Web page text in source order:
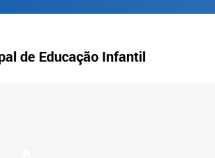
de Educação Infantil